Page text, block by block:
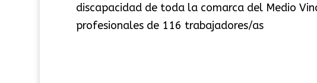
discapacidad de toda la comarca del Medio
profesionales de 116 trabajadores/as